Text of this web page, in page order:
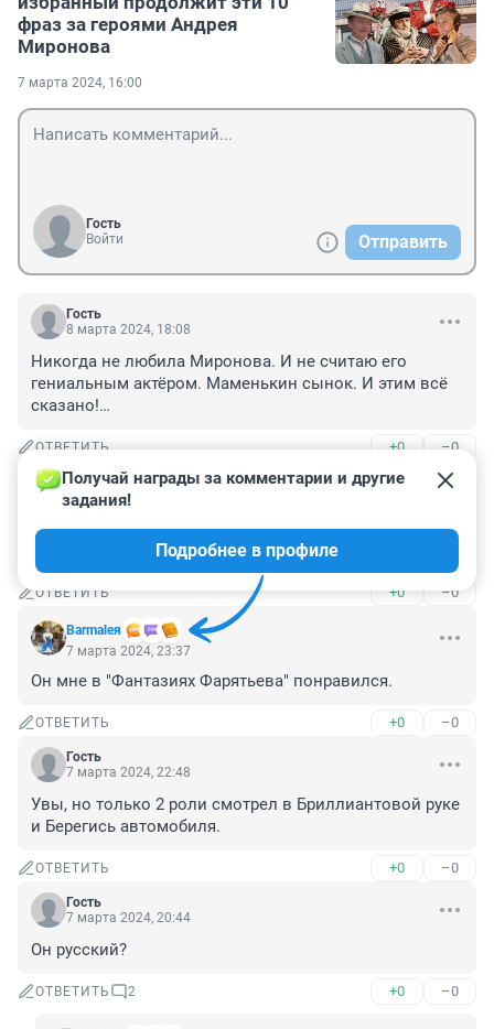
фраз за героями Андрея
Миронова
7 марта 2024, 16:00
Гость
Войти
Отправить
Гость
8 марта 2024, 18:08
Никогда не любила Миронова. И не считаю его
гениальным актёром. Маменькин сынок. И этим всё
сказано!…
ОТВЕТИТЬ +0 –0
Гость
8 марта 2024, 08:51
Миронов - яркая личность и очень хороший актер. Но
он мне никогда не нравился.
ОТВЕТИТЬ +0 –0
Barmaleя
Получай награды за комментарии и другие
задания!
Подробнее в профиле
7 марта 2024, 23:37
Он мне в "Фантазиях Фарятьева" понравился.
ОТВЕТИТЬ +0 –0
Гость
7 марта 2024, 22:48
Увы, но только 2 роли смотрел в Бриллиантовой руке
и Берегись автомобиля.
ОТВЕТИТЬ +0 –0
Гость
7 марта 2024, 20:44
Он русский?
ОТВЕТИТЬ 2 +0 –0